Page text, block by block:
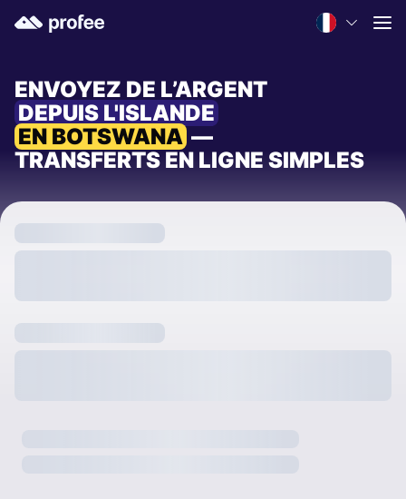
ENVOYEZ DE L’ARGENT
DEPUIS L'ISLANDE
EN BOTSWANA —
TRANSFERTS EN LIGNE SIMPLES